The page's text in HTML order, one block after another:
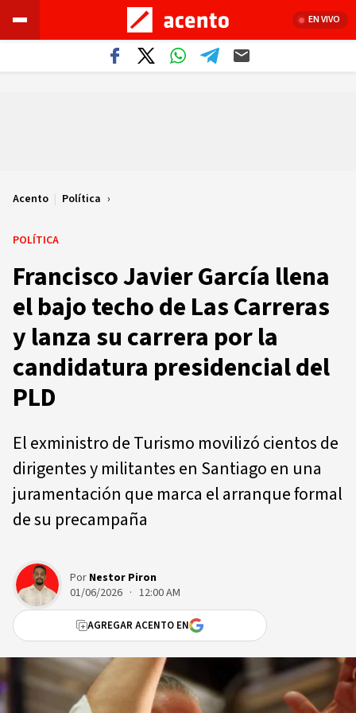
EN VIVO
Acento | Política
POLÍTICA
Francisco Javier García llena
el bajo techo de Las Carreras
y lanza su carrera por la
candidatura presidencial del
PLD
El exministro de Turismo movilizó cientos de
dirigentes y militantes en Santiago en una
juramentación que marca el arranque formal
de su precampaña
Por Nestor Piron
01/06/2026 · 12:00 AM
AGREGAR ACENTO EN